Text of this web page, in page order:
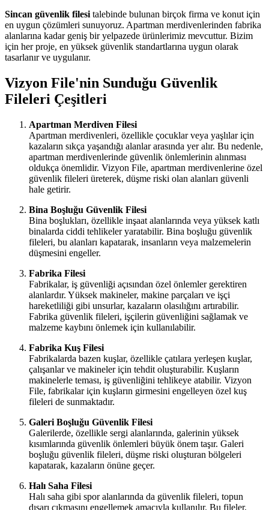
Sincan güvenlik filesi talebinde bulunan birçok firma ve konut için
en uygun çözümleri sunuyoruz. Apartman merdivenlerinden fabrika
alanlarına kadar geniş bir yelpazede ürünlerimiz mevcuttur. Bizim
için her proje, en yüksek güvenlik standartlarına uygun olarak
tasarlanır ve uygulanır.
Vizyon File'nin Sunduğu Güvenlik
Fileleri Çeşitleri
Apartman Merdiven Filesi
Apartman merdivenleri, özellikle çocuklar veya yaşlılar için
kazaların sıkça yaşandığı alanlar arasında yer alır. Bu nedenle,
apartman merdivenlerinde güvenlik önlemlerinin alınması
oldukça önemlidir. Vizyon File, apartman merdivenlerine özel
güvenlik fileleri üreterek, düşme riski olan alanları güvenli
hale getirir.
Bina Boşluğu Güvenlik Filesi
Bina boşlukları, özellikle inşaat alanlarında veya yüksek katlı
binalarda ciddi tehlikeler yaratabilir. Bina boşluğu güvenlik
fileleri, bu alanları kapatarak, insanların veya malzemelerin
düşmesini engeller.
Fabrika Filesi
Fabrikalar, iş güvenliği açısından özel önlemler gerektiren
alanlardır. Yüksek makineler, makine parçaları ve işçi
hareketliliği gibi unsurlar, kazaların olasılığını artırabilir.
Fabrika güvenlik fileleri, işçilerin güvenliğini sağlamak ve
malzeme kaybını önlemek için kullanılabilir.
Fabrika Kuş Filesi
Fabrikalarda bazen kuşlar, özellikle çatılara yerleşen kuşlar,
çalışanlar ve makineler için tehdit oluşturabilir. Kuşların
makinelerle teması, iş güvenliğini tehlikeye atabilir. Vizyon
File, fabrikalar için kuşların girmesini engelleyen özel kuş
fileleri de sunmaktadır.
Galeri Boşluğu Güvenlik Filesi
Galerilerde, özellikle sergi alanlarında, galerinin yüksek
kısımlarında güvenlik önlemleri büyük önem taşır. Galeri
boşluğu güvenlik fileleri, düşme riski oluşturan bölgeleri
kapatarak, kazaların önüne geçer.
Halı Saha Filesi
Halı saha gibi spor alanlarında da güvenlik fileleri, topun
dışarı çıkmasını engellemek amacıyla kullanılır. Bu fileler,